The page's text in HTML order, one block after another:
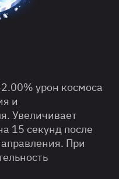
урон космоса
и
Увеличивает
15 секунд после
При